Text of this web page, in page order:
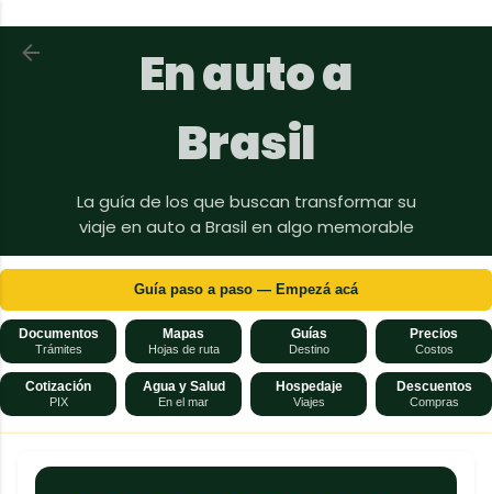
Ir al contenido principal
En auto a
Brasil
La guía de los que buscan transformar su
viaje en auto a Brasil en algo memorable
Guía paso a paso — Empezá acá
Documentos
Trámites
Mapas
Hojas de ruta
Guías
Destino
Precios
Costos
Cotización
PIX
Agua y Salud
En el mar
Hospedaje
Viajes
Descuentos
Compras